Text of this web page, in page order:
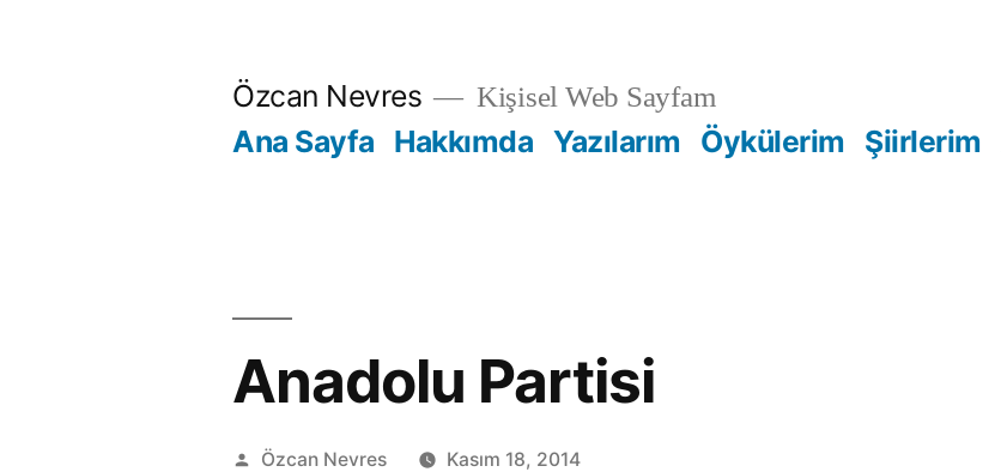
Özcan Nevres Kişisel Web Sayfam
Ana Sayfa Hakkımda Yazılarım Öykülerim Şiirlerim
Anadolu Partisi
Gönderen:
Özcan Nevres Kasım 18, 2014